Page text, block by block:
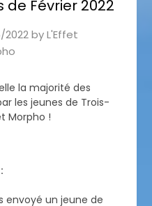
de Février 2022
byL'Effet
la majorité des
les jeunes de Trois-
Morpho !
envoyé un jeune de